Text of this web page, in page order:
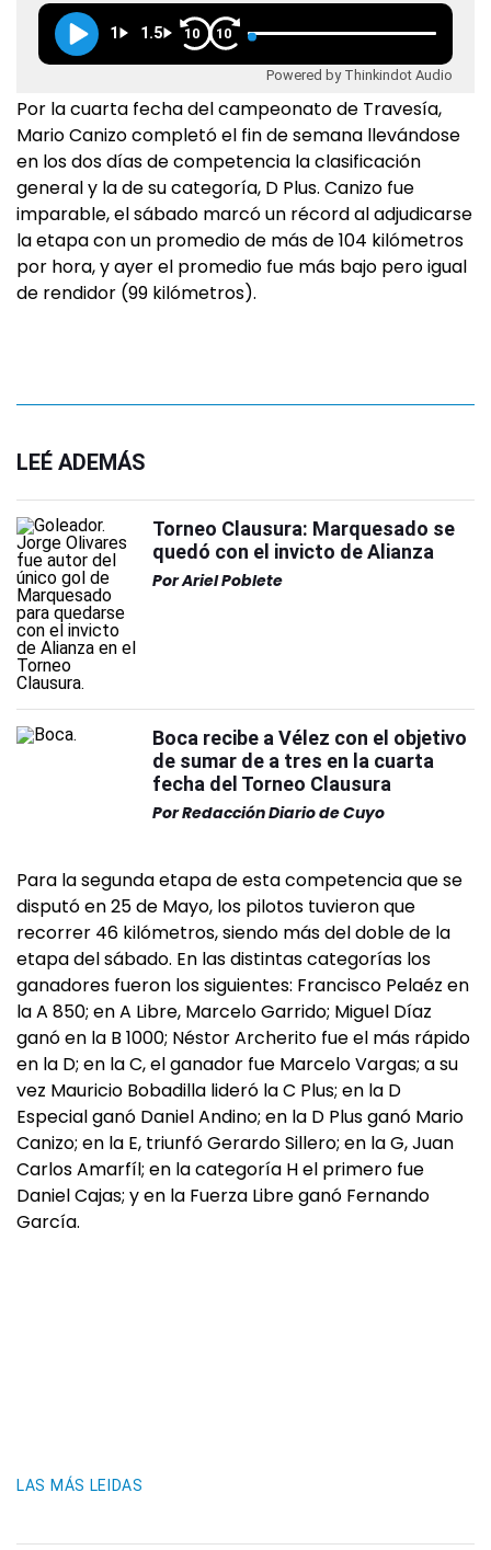
1 1.5 10 10
Powered by Thinkindot Audio
Por la cuarta fecha del campeonato de Travesía,
Mario Canizo completó el fin de semana llevándose
en los dos días de competencia la clasificación
general y la de su categoría, D Plus. Canizo fue
imparable, el sábado marcó un récord al adjudicarse
la etapa con un promedio de más de 104 kilómetros
por hora, y ayer el promedio fue más bajo pero igual
de rendidor (99 kilómetros).
LEÉ ADEMÁS
Torneo Clausura: Marquesado se
quedó con el invicto de Alianza
PorAriel Poblete
Boca recibe a Vélez con el objetivo
de sumar de a tres en la cuarta
fecha del Torneo Clausura
PorRedacción Diario de Cuyo
Para la segunda etapa de esta competencia que se
disputó en 25 de Mayo, los pilotos tuvieron que
recorrer 46 kilómetros, siendo más del doble de la
etapa del sábado. En las distintas categorías los
ganadores fueron los siguientes: Francisco Pelaéz en
la A 850; en A Libre, Marcelo Garrido; Miguel Díaz
ganó en la B 1000; Néstor Archerito fue el más rápido
en la D; en la C, el ganador fue Marcelo Vargas; a su
vez Mauricio Bobadilla lideró la C Plus; en la D
Especial ganó Daniel Andino; en la D Plus ganó Mario
Canizo; en la E, triunfó Gerardo Sillero; en la G, Juan
Carlos Amarfíl; en la categoría H el primero fue
Daniel Cajas; y en la Fuerza Libre ganó Fernando
García.
LAS MÁS LEIDAS